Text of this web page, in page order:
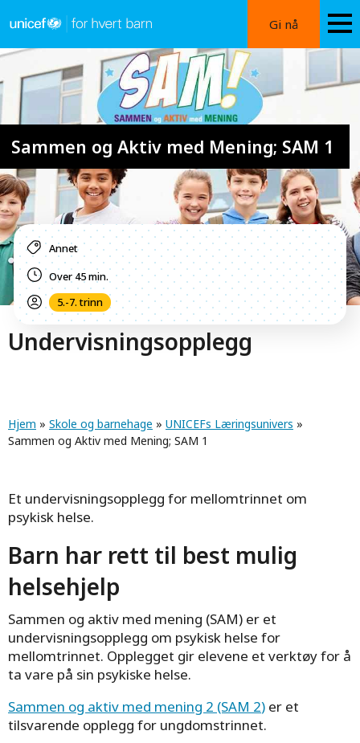
til
hovedinnhold
Gi nå
Image
Sammen og Aktiv med Mening; SAM 1
Annet
Over 45 min.
5.-7. trinn
Undervisningsopplegg
Navigasjonssti
Hjem » Skole og barnehage » UNICEFs Læringsunivers »
Sammen og Aktiv med Mening; SAM 1
Et undervisningsopplegg for mellomtrinnet om
psykisk helse.
Barn har rett til best mulig
helsehjelp
Sammen og aktiv med mening (SAM) er et
undervisningsopplegg om psykisk helse for
mellomtrinnet. Opplegget gir elevene et verktøy for å
ta vare på sin psykiske helse.
Sammen og aktiv med mening 2 (SAM 2) er et
tilsvarende opplegg for ungdomstrinnet.